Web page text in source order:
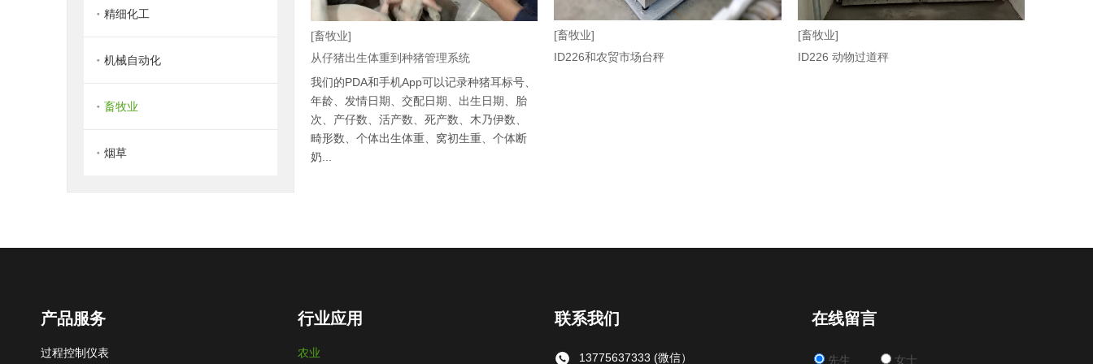
精细化工
机械自动化
畜牧业
烟草
[畜牧业]
从仔猪出生体重到种猪管理系统
我们的PDA和手机App可以记录种猪耳标号、
年龄、发情日期、交配日期、出生日期、胎
次、产仔数、活产数、死产数、木乃伊数、
畸形数、个体出生体重、窝初生重、个体断
奶...
[畜牧业]
ID226和农贸市场台秤
[畜牧业]
ID226 动物过道秤
产品服务
过程控制仪表
行业应用
农业
联系我们
13775637333 (微信）
在线留言
先生 女士